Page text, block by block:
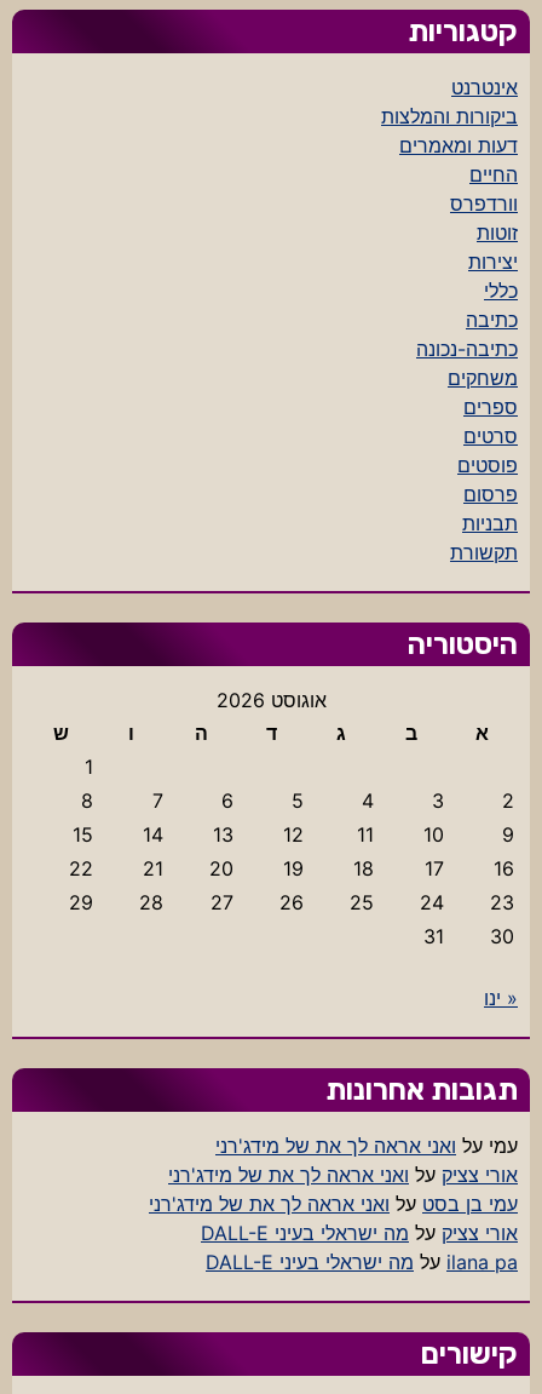
קטגוריות
אינטרנט
ביקורות והמלצות
דעות ומאמרים
החיים
וורדפרס
זוטות
יצירות
כללי
כתיבה
כתיבה-נכונה
משחקים
ספרים
סרטים
פוסטים
פרסום
תבניות
תקשורת
היסטוריה
אוגוסט 2026
א
ב ג ד ה ו
ש
1
2
3
4
5
6
7
8
9
10
11
12
13
14
15
16
17
18
19
20
21
22
23
24
25
26
27
28
29
30
31
« ינו
תגובות אחרונות
עמי על ואני אראה לך את של מידג'רני
אורי צציק על ואני אראה לך את של מידג'רני
עמי בן בסט על ואני אראה לך את של מידג'רני
אורי צציק על מה ישראלי בעיני DALL-E
ilana pa על מה ישראלי בעיני DALL-E
קישורים